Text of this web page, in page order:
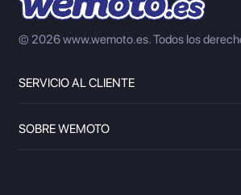
© 2026 www.wemoto.es.Todos los
SERVICIO AL CLIENTE
SOBRE WEMOTO